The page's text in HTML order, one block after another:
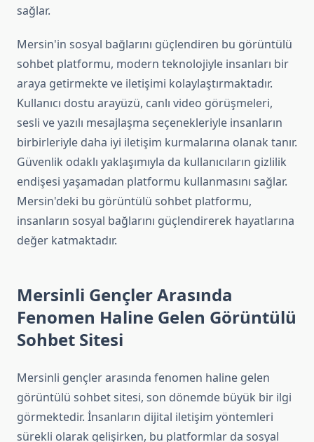
sağlar.
Mersin'in sosyal bağlarını güçlendiren bu görüntülü
sohbet platformu, modern teknolojiyle insanları bir
araya getirmekte ve iletişimi kolaylaştırmaktadır.
Kullanıcı dostu arayüzü, canlı video görüşmeleri,
sesli ve yazılı mesajlaşma seçenekleriyle insanların
birbirleriyle daha iyi iletişim kurmalarına olanak tanır.
Güvenlik odaklı yaklaşımıyla da kullanıcıların gizlilik
endişesi yaşamadan platformu kullanmasını sağlar.
Mersin'deki bu görüntülü sohbet platformu,
insanların sosyal bağlarını güçlendirerek hayatlarına
değer katmaktadır.
Mersinli Gençler Arasında
Fenomen Haline Gelen Görüntülü
Sohbet Sitesi
Mersinli gençler arasında fenomen haline gelen
görüntülü sohbet sitesi, son dönemde büyük bir ilgi
görmektedir. İnsanların dijital iletişim yöntemleri
sürekli olarak gelişirken, bu platformlar da sosyal